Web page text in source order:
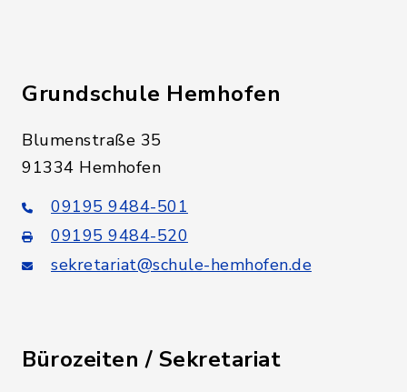
Grundschule Hemhofen
Blumenstraße 35
91334 Hemhofen
09195 9484-501
09195 9484-520
sekretariat@schule-hemhofen.de
Bürozeiten / Sekretariat